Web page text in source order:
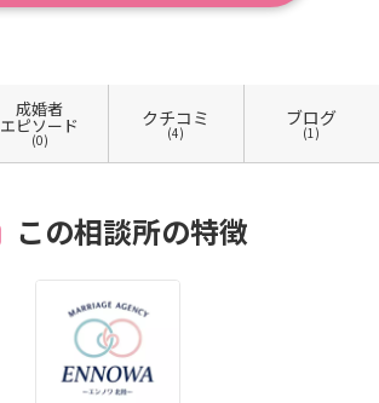
成婚者
エピソード
(0)
クチコミ
(4)
ブログ
(1)
この相談所の特徴